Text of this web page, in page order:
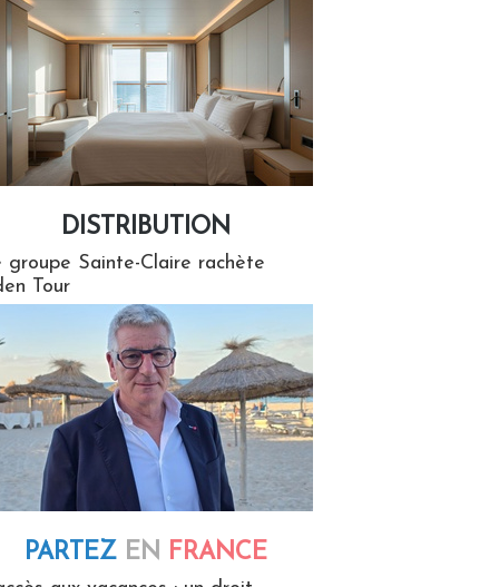
DISTRIBUTION
groupe Sainte-Claire rachète
Tour
PARTEZ EN FRANCE